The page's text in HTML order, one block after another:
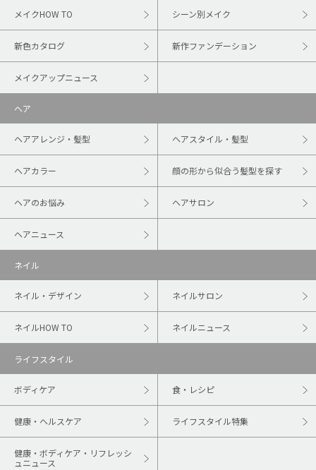
メイクHOW TO シーン別メイク
新色カタログ 新作ファンデーション
メイクアップニュース
ヘア
ヘアアレンジ・髪型 ヘアスタイル・髪型
ヘアカラー 顔の形から似合う髪型を探す
ヘアのお悩み ヘアサロン
ヘアニュース
ネイル
ネイル・デザイン ネイルサロン
ネイルHOW TO ネイルニュース
ライフスタイル
ボディケア 食・レシピ
健康・ヘルスケア ライフスタイル特集
健康・ボディケア・リフレッシ
ュニュース